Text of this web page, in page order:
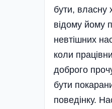
бути, власну
відому йому
невтішних
коли
доброго
бути
поведінку.